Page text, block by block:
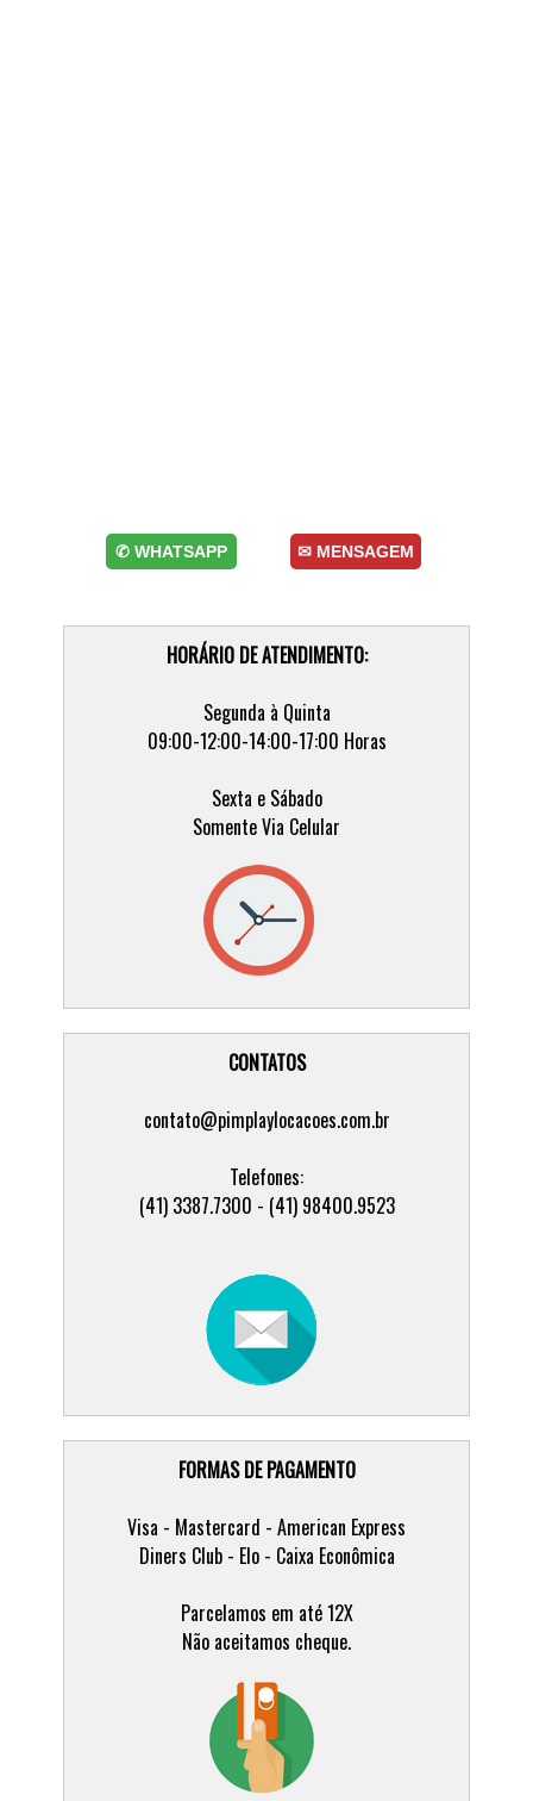
✉ MENSAGEM
✆ WHATSAPP
HORÁRIO DE ATENDIMENTO:
Segunda à Quinta
09:00-12:00-14:00-17:00 Horas
Sexta e Sábado
Somente Via Celular
CONTATOS
contato@pimplaylocacoes.com.br
Telefones:
(41) 3387.7300 - (41) 98400.9523
FORMAS DE PAGAMENTO
Visa - Mastercard - American Express
Diners Club - Elo - Caixa Econômica
Parcelamos em até 12X
Não aceitamos cheque.